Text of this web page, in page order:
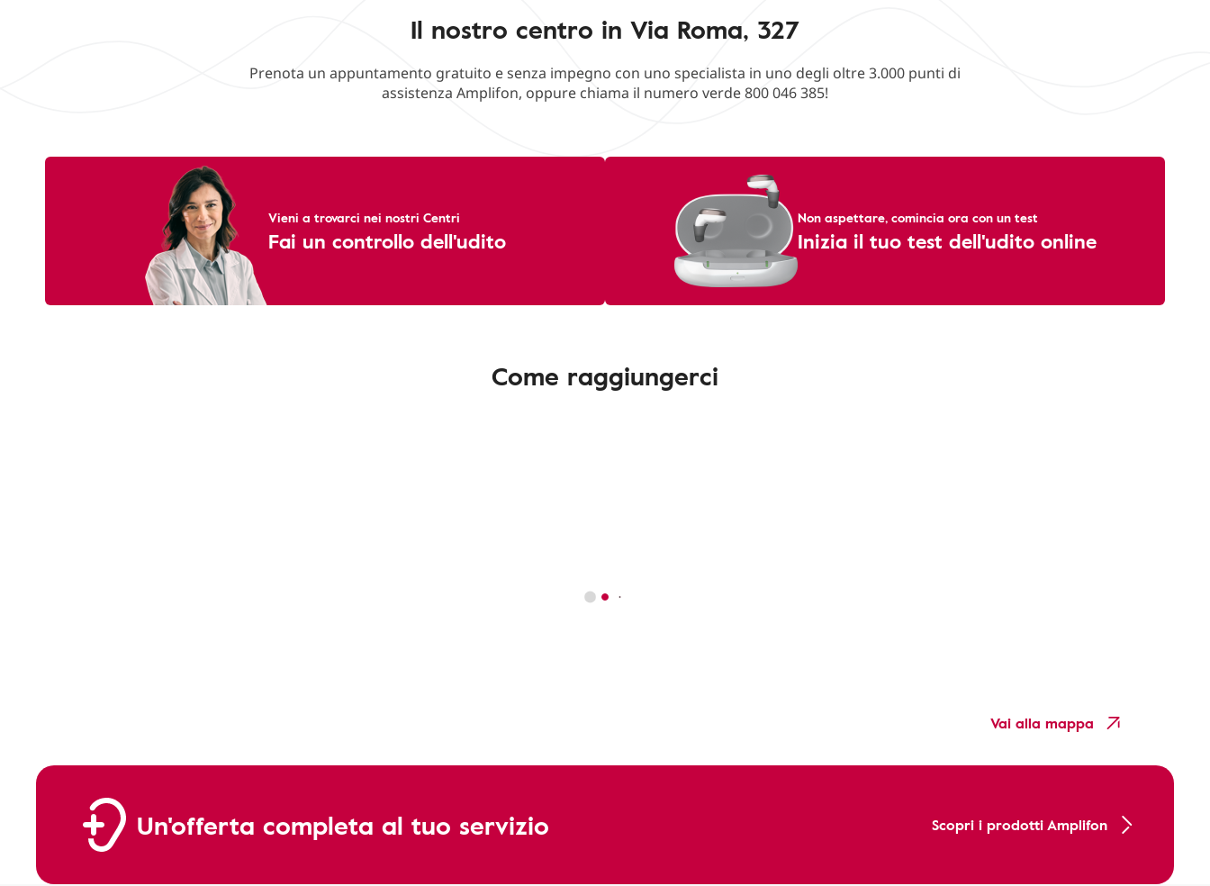
Il nostro centro in Via Roma, 327
Prenota un appuntamento gratuito e senza impegno con uno specialista in uno degli oltre 3.000 punti di
assistenza Amplifon, oppure chiama il numero verde 800 046 385!
Vieni a trovarci nei nostri Centri
Fai un controllo dell'udito
Non aspettare, comincia ora con un test
Inizia il tuo test dell'udito online
Come raggiungerci
Vai alla mappa
Un'offerta completa al tuo servizio Scopri i prodotti Amplifon